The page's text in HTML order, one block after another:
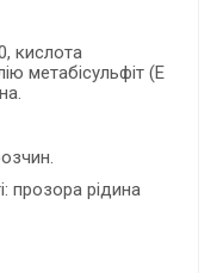
кислота
метабісульфіт (Е
прозора рідина